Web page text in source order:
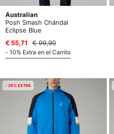
Australian
Posh Smash Chándal
Eclipse Blue
€ 55,71
€ 99,90
- 10% Extra en el Carrito
- 20% EXTRA